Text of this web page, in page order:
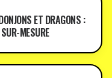
ET DRAGONS :
MESURE